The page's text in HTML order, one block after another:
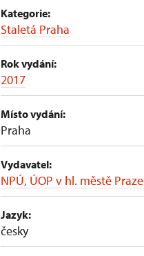
Kategorie:
Staletá Praha
Rok vydání:
2017
Místo vydání:
Praha
Vydavatel:
NPÚ, ÚOP v hl. městě Praze
Jazyk:
česky